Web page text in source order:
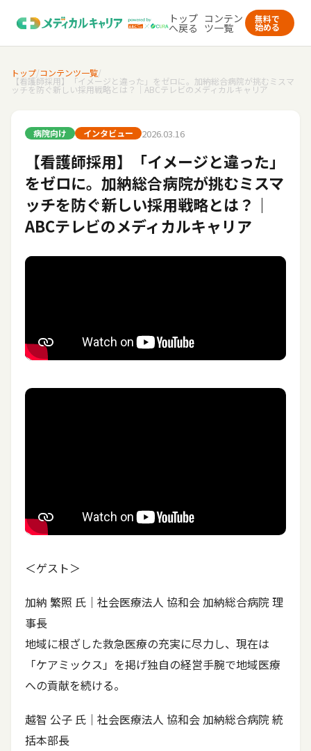
トップ
へ戻る
コンテン
ツ一覧
無料で
始める
トップ/コンテンツ一覧/
【看護師採用】「イメージと違った」をゼロに。加納総合病院が挑むミスマ
ッチを防ぐ新しい採用戦略とは？｜ABCテレビのメディカルキャリア
病院向け インタビュー 2026.03.16
【看護師採用】「イメージと違った」
をゼロに。加納総合病院が挑むミスマ
ッチを防ぐ新しい採用戦略とは？｜
ABCテレビのメディカルキャリア
＜ゲスト＞
加納 繁照 氏｜社会医療法人 協和会 加納総合病院 理
事長
地域に根ざした救急医療の充実に尽力し、現在は
「ケアミックス」を掲げ独自の経営手腕で地域医療
への貢献を続ける。
越智 公子 氏｜社会医療法人 協和会 加納総合病院 統
括本部長